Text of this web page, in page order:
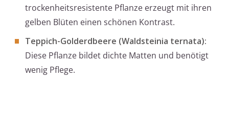
trockenheitsresistente Pflanze erzeugt mit ihren
gelben Blüten einen schönen Kontrast.
Teppich-Golderdbeere (Waldsteinia ternata):
Diese Pflanze bildet dichte Matten und benötigt
wenig Pflege.